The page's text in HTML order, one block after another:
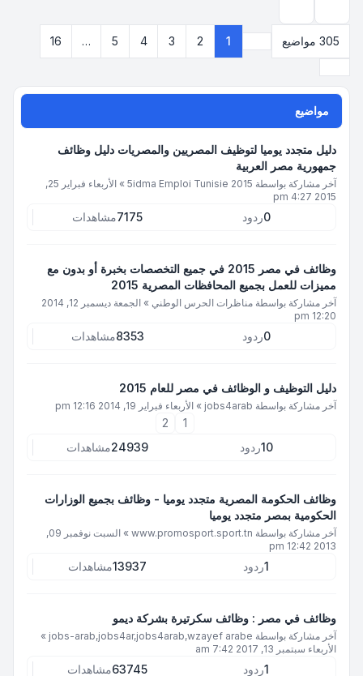
305 مواضيع
صفحة من 16
4
…
16
مواضيع
دليل متجدد يوميا لتوظيف المصريين والمصريات دليل وظائف
جمهورية مصر العربية
آخر مشاركة بواسطة5idma Emploi Tunisie 2015
»
الأربعاء فبراير 25,
2015 4:27 pm
0ردود 7175مشاهدات
وظائف في مصر 2015 في جميع التخصصات بخبرة أو بدون مع
مميزات للعمل بجميع المحافظات المصرية 2015
آخر مشاركة بواسطةمناظرات الحرس الوطني»
الجمعة ديسمبر 12, 2014
12:20 pm
0ردود 8353مشاهدات
دليل التوظيف و الوظائف في مصر للعام 2015
آخر مشاركة بواسطةjobs4arab
»الأربعاء فبراير 19, 2014 12:16 pm
10ردود 24939مشاهدات
وظائف الحكومة المصرية متجدد يوميا - وظائف بجميع الوزارات
الحكومية بمصر متجدد يوميا
آخر مشاركة بواسطةwww.promosport.sport.tn
»
السبت نوفمبر 09,
2013 12:42 pm
ردود 13937مشاهدات
وظائف في مصر : وظائف سكرتيرة بشركة ديمو
آخر مشاركة بواسطةjobs-arab,jobs4ar,jobs4arab,wzayef arabe
»
الأربعاء سبتمبر 13, 2017 7:42 am
ردود 63745مشاهدات